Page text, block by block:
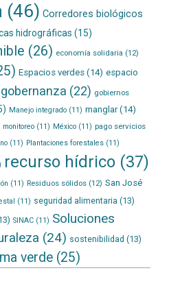
(46) Corredores biológicos
hidrográficas (15)
(26) economía solidaria (12)
Espacios verdes(14) espacio
gobernanza (22) gobiernos
Manejo integrado(11) manglar(14)
monitoreo(11) México(11) pago servicios
(11) Plantaciones forestales(11)
recurso hídrico(37)
(11) Residuos sólidos(12) San José
(11) seguridad alimentaria (13)
SINAC(11) Soluciones
(24) sostenibilidad (13)
verde(25)